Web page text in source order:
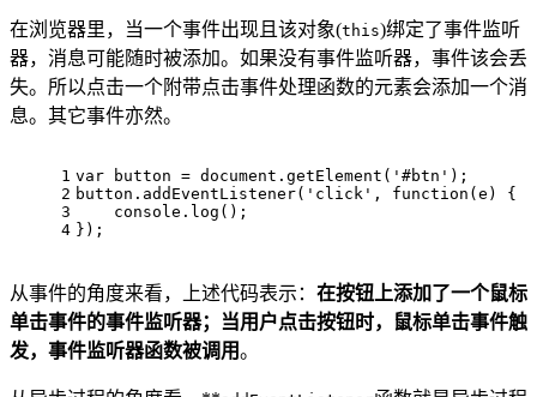
在浏览器里，当一个事件出现且该对象(this)绑定了事件监听
器，消息可能随时被添加。如果没有事件监听器，事件该会丢
失。所以点击一个附带点击事件处理函数的元素会添加一个消
息。其它事件亦然。
1
2
3
4
var button = document.getElement('#btn');
button.addEventListener('click', function(e) {
    console.log();
});
从事件的角度来看，上述代码表示： 在按钮上添加了一个鼠标
单击事件的事件监听器；当用户点击按钮时，鼠标单击事件触
发，事件监听器函数被调用。